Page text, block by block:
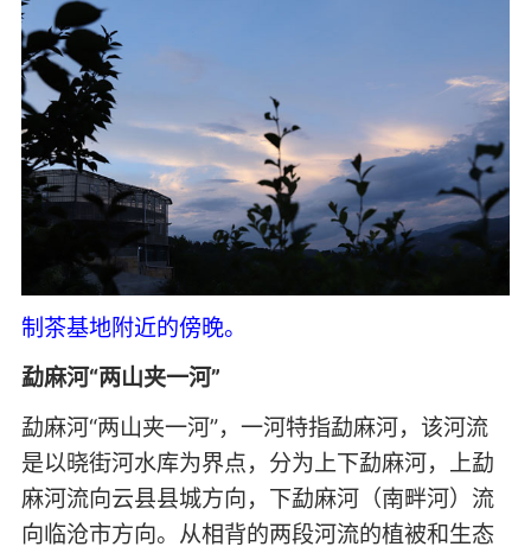
制茶基地附近的傍晚。
勐麻河“两山夹一河”
勐麻河“两山夹一河”，一河特指勐麻河，该河流
是以晓街河水库为界点，分为上下勐麻河，上勐
麻河流向云县县城方向，下勐麻河（南畔河）流
向临沧市方向。从相背的两段河流的植被和生态